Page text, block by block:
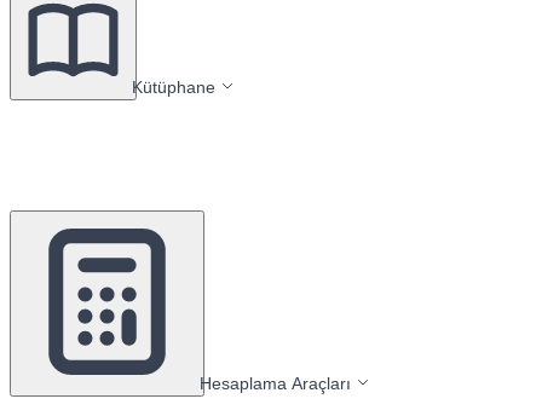
Kütüphane
Hesaplama Araçları